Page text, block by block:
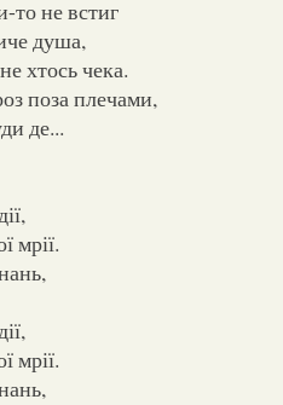
то не встиг
душа,
хтось чека.
поза плечами,
де...
мрії.
мрії.